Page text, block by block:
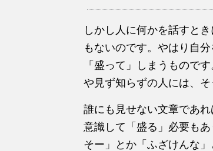
しかし人に何かを話すと
もないのです。やはり自
「盛って」しまうもので
や見ず知らずの人には、
誰にも見せない文章であ
意識して「盛る」必要も
そー」とか「ふざけんな